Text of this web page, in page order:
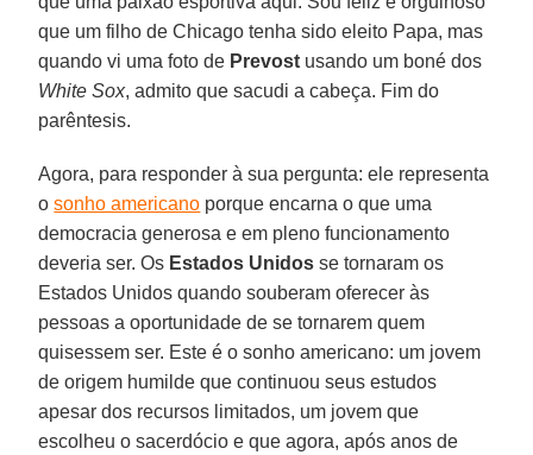
que um filho de Chicago tenha sido eleito Papa, mas
quando vi uma foto de Prevost usando um boné dos
White Sox, admito que sacudi a cabeça. Fim do
parêntesis.
Agora, para responder à sua pergunta: ele representa
osonho americano porque encarna o que uma
democracia generosa e em pleno funcionamento
deveria ser. Os Estados Unidos se tornaram os
Estados Unidos quando souberam oferecer às
pessoas a oportunidade de se tornarem quem
quisessem ser. Este é o sonho americano: um jovem
de origem humilde que continuou seus estudos
apesar dos recursos limitados, um jovem que
escolheu o sacerdócio e que agora, após anos de